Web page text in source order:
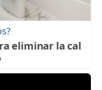
eliminar la cal